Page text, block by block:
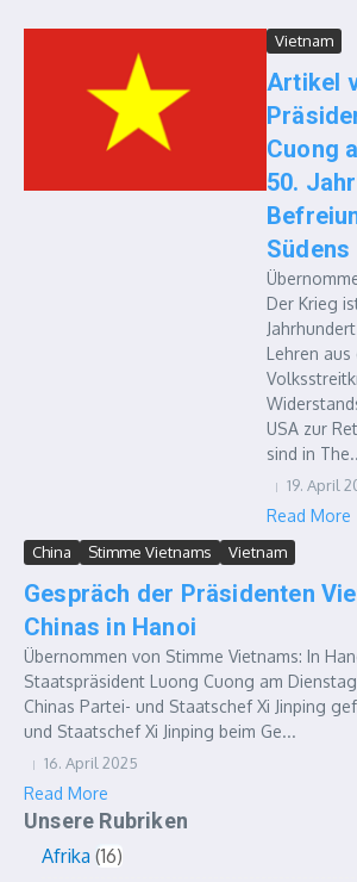
Vietnam
Artikel
Cuong
50.
Südens
Der Krieg
Lehren
USA zur
sind in
19. April
Read More
China Stimme Vietnams Vietnam
Gespräch der Präsidenten
Chinas in Hanoi
Übernommen von Stimme Vietnams: In
Staatspräsident Luong Cuong am
Chinas Partei- und Staatschef Xi Jinping
und Staatschef Xi Jinping beim Ge...
16. April 2025
Read More
Unsere Rubriken
Afrika 16